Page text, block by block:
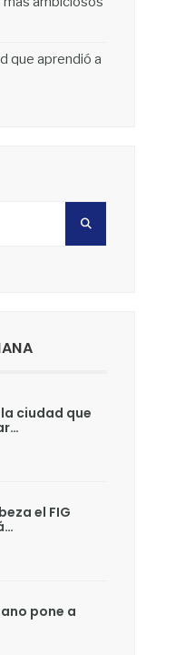
que aprendió a
ciudad que
el FIG
pone a